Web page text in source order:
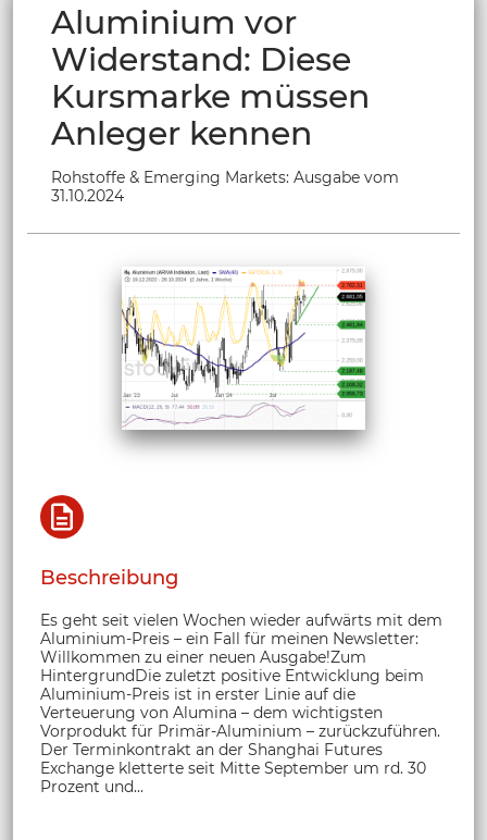
Aluminium vor
Widerstand: Diese
Kursmarke müssen
Anleger kennen
Rohstoffe & Emerging Markets: Ausgabe vom
31.10.2024
Beschreibung
Es geht seit vielen Wochen wieder aufwärts mit dem
Aluminium-Preis – ein Fall für meinen Newsletter:
Willkommen zu einer neuen Ausgabe!Zum
HintergrundDie zuletzt positive Entwicklung beim
Aluminium-Preis ist in erster Linie auf die
Verteuerung von Alumina – dem wichtigsten
Vorprodukt für Primär-Aluminium – zurückzuführen.
Der Terminkontrakt an der Shanghai Futures
Exchange kletterte seit Mitte September um rd. 30
Prozent und...